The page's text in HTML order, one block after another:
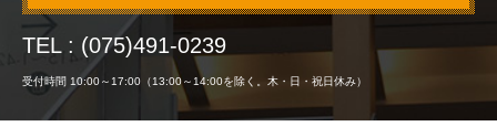
TEL : (075)491-0239
受付時間 10:00～17:00（13:00～14:00を除く。木・日・祝日休み）